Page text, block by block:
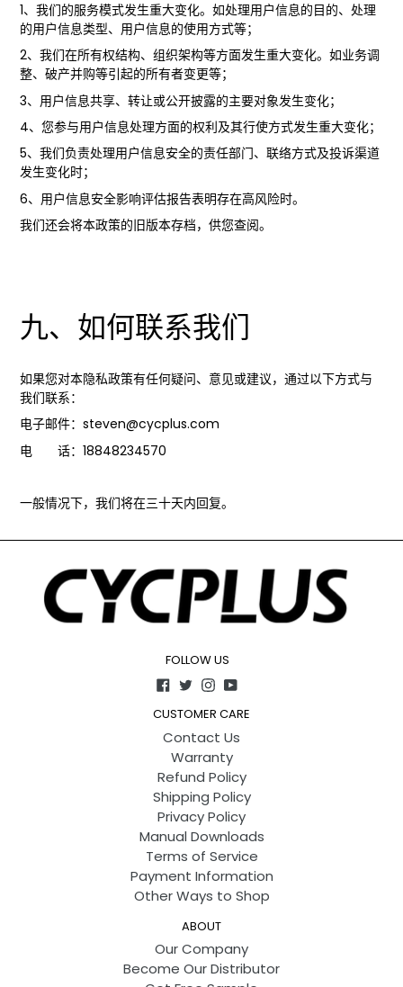
1、我们的服务模式发生重大变化。如处理用户信息的目的、处理
的用户信息类型、用户信息的使用方式等；
2、我们在所有权结构、组织架构等方面发生重大变化。如业务调
整、破产并购等引起的所有者变更等；
3、用户信息共享、转让或公开披露的主要对象发生变化；
4、您参与用户信息处理方面的权利及其行使方式发生重大变化；
5、我们负责处理用户信息安全的责任部门、联络方式及投诉渠道
发生变化时；
6、用户信息安全影响评估报告表明存在高风险时。
我们还会将本政策的旧版本存档，供您查阅。
九、如何联系我们
如果您对本隐私政策有任何疑问、意见或建议，通过以下方式与
我们联系：
电子邮件：steven@cycplus.com
电 话：18848234570
一般情况下，我们将在三十天内回复。
FOLLOW US
Facebook
TwitterInstagram
YouTube
CUSTOMER CARE
Contact Us
Warranty
Refund Policy
Shipping Policy
Privacy Policy
Manual Downloads
Terms of Service
Payment Information
Other Ways to Shop
ABOUT
Our Company
Become Our Distributor